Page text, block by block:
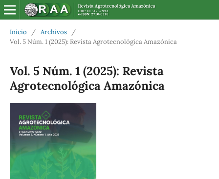
Inicio / Archivos
/
Vol. 5 Núm. 1 (2025): Revista Agrotecnológica Amazónica
Vol. 5 Núm. 1 (2025): Revista
Agrotecnológica Amazónica